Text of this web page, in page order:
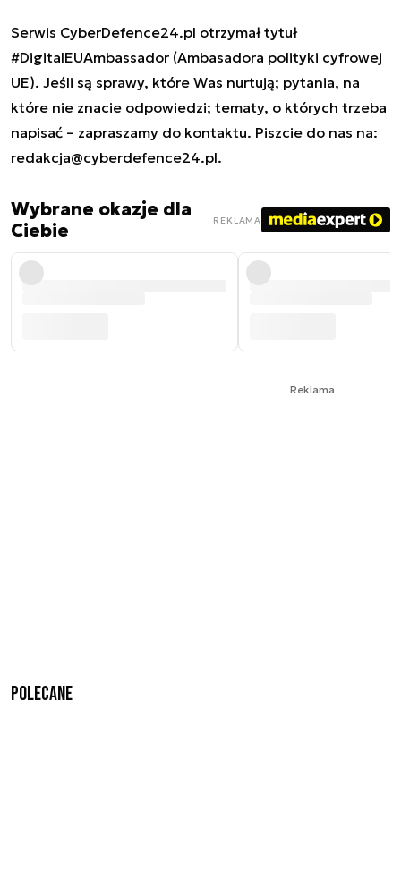
Serwis CyberDefence24.pl otrzymał tytuł
#DigitalEUAmbassador (Ambasadora polityki cyfrowej
UE). Jeśli są sprawy, które Was nurtują; pytania, na
które nie znacie odpowiedzi; tematy, o których trzeba
napisać – zapraszamy do kontaktu. Piszcie do nas na:
redakcja@cyberdefence24.pl.
Wybrane okazje dla
Ciebie
REKLAMA
Reklama
Polecane